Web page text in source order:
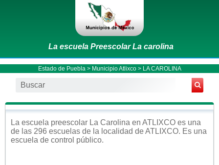
La escuela Preescolar La carolina
Estado de Puebla > Municipio Atlixco> LA CAROLINA
La escuela preescolar La Carolina en ATLIXCO es una
de las 296 escuelas de la localidad deATLIXCO. Es una
escuela de control público.